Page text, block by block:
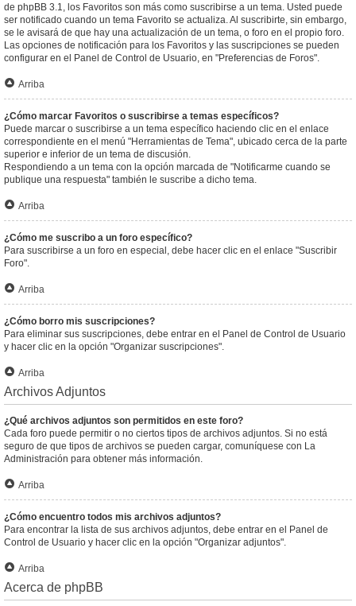
de phpBB 3.1, los Favoritos son más como suscribirse a un tema. Usted puede
ser notificado cuando un tema Favorito se actualiza. Al suscribirte, sin embargo,
se le avisará de que hay una actualización de un tema, o foro en el propio foro.
Las opciones de notificación para los Favoritos y las suscripciones se pueden
configurar en el Panel de Control de Usuario, en "Preferencias de Foros".
Arriba
¿Cómo marcar Favoritos o suscribirse a temas específicos?
Puede marcar o suscribirse a un tema específico haciendo clic en el enlace
correspondiente en el menú "Herramientas de Tema", ubicado cerca de la parte
superior e inferior de un tema de discusión.
Respondiendo a un tema con la opción marcada de "Notificarme cuando se
publique una respuesta" también le suscribe a dicho tema.
Arriba
¿Cómo me suscribo a un foro específico?
Para suscribirse a un foro en especial, debe hacer clic en el enlace "Suscribir
Foro".
Arriba
¿Cómo borro mis suscripciones?
Para eliminar sus suscripciones, debe entrar en el Panel de Control de Usuario
y hacer clic en la opción "Organizar suscripciones".
Arriba
Archivos Adjuntos
¿Qué archivos adjuntos son permitidos en este foro?
Cada foro puede permitir o no ciertos tipos de archivos adjuntos. Si no está
seguro de que tipos de archivos se pueden cargar, comuníquese con La
Administración para obtener más información.
Arriba
¿Cómo encuentro todos mis archivos adjuntos?
Para encontrar la lista de sus archivos adjuntos, debe entrar en el Panel de
Control de Usuario y hacer clic en la opción "Organizar adjuntos".
Arriba
Acerca de phpBB